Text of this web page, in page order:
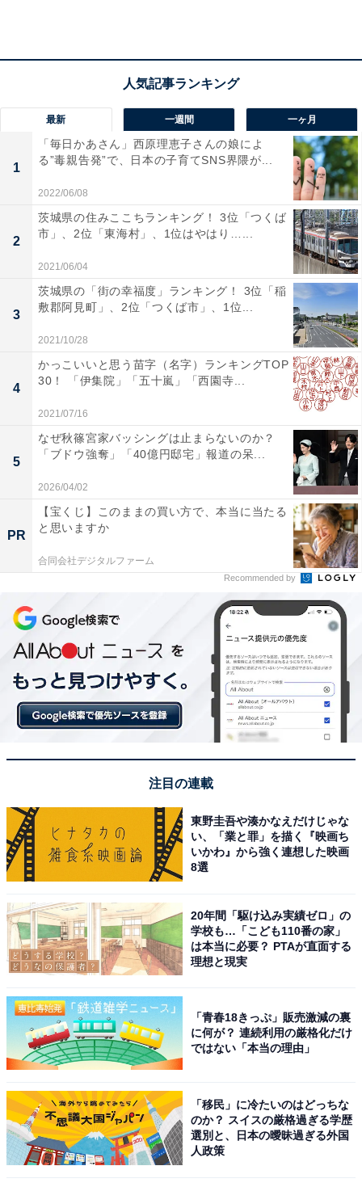
（48.3％）」、3位は「住居周辺の自然環境
広さ（数）」（ともに39.1％）でした。
同居人がいる割合やテレワークといった働き方の変化な
どに伴う意識の差が20代と40代にはあり、住居に求める
ものの違いとしてアンケート結果に表れたのではないで
しょうか。
関東圏の人は住環境を選び、関西圏の人は家賃を
重視
地域別でみると、質問「引越にあたって、コロナ禍を考
慮・意識しましたか？」では、関東圏で「当てはまる」
と答えた人が合計57.1％だったのに対し、関西圏では
53.8％。
続く「（コロナ禍の引越において）引越にあたり何を考
慮・意識しましたか？（複数回答可）」という質問で
も、関東圏では1位「通勤時間（58.4％）」、2位「住居
は1位「通勤時間（58.9％）」となり、2位「家賃
（43.4％）」といったように、地域間で異なる結果にな
っています。
＞次ページ：コロナ禍の引っ越し、考慮事項6位までの
ランキング結果
【関連記事】
・
「全国住みたい街ランキング2021」発表！ 2位は「北海
道 札幌市」、今回9連覇の1位は？
「都心に転職したい理由」ランキング！ 3位「生活しや
すい」2位「交通が便利」、1位は？
・
最新 一週間 一ヶ月
1
「毎日かあさん」西原理恵子さんの娘によ
る”毒親告発”で、日本の子育てSNS界隈が...
2022/06/08
2
茨城県の住みここちランキング！ 3位「つくば
市」、2位「東海村」、1位はやはり…...
2021/06/04
3
茨城県の「街の幸福度」ランキング！ 3位「稲
敷郡阿見町」、2位「つくば市」、1位...
2021/10/28
4
かっこいいと思う苗字（名字）ランキングTOP
30！ 「伊集院」「五十嵐」「西園寺...
2021/07/16
5
なぜ秋篠宮家バッシングは止まらないのか？
「ブドウ強奪」「40億円邸宅」報道の呆...
2026/04/02
PR
【宝くじ】このままの買い方で、本当に当たる
と思いますか
合同会社デジタルファーム
Recommended by
注目の連載
東野圭吾や湊かなえだけじゃな
い、「業と罪」を描く『映画ち
いかわ』から強く連想した映画
8選
20年間「駆け込み実績ゼロ」の
学校も…「こども110番の家」
は本当に必要？ PTAが直面する
理想と現実
「青春18きっぷ」販売激減の裏
に何が？ 連続利用の厳格化だけ
ではない「本当の理由」
「移民」に冷たいのはどっちな
のか？ スイスの厳格過ぎる学歴
選別と、日本の曖昧過ぎる外国
人政策